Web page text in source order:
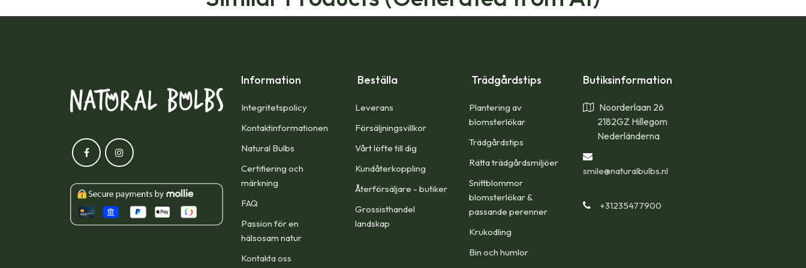
Information
Integritetspolicy
Kontaktinformationen
Natural Bulbs
Certifiering och
märkning
FAQ
Passion för en
hälsosam natur
Kontakta oss
Beställa
Leverans
Försäljningsvillkor
Vårt löfte till dig​
Kundåterkoppling
Återförsäljare - butiker
Grossisthandel
landskap
Trädgårdstips
Plantering av
blomsterlökar
Trädgårdstips
Rätta trädgårdsmiljöer
Snittblommor
blomsterlökar &
passande perenner
Krukodling
Bin och humlor
Butiksinformation
Noorderlaan 26
2182GZ Hillegom
Nederländerna
smile@naturalbulbs.nl
+31235477900